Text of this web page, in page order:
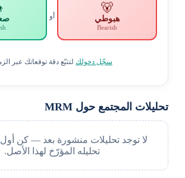
🐻
هبوطي
Bearish
أو
سجّل دخولكلتتبّع دقة توقعاتك عبر
تحليلات المجتمع حول MRM
لا توجد تحليلات منشورة بعد — كن
تحليله المؤرّخ لهذا الأصل.